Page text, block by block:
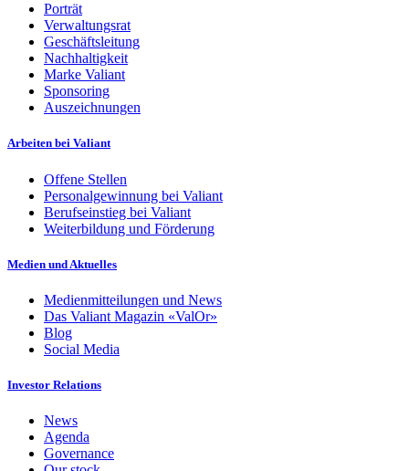
Porträt
Verwaltungsrat
Geschäftsleitung
Nachhaltigkeit
Marke Valiant
Sponsoring
Auszeichnungen
Arbeiten bei Valiant
Offene Stellen
Personalgewinnung bei Valiant
Berufseinstieg bei Valiant
Weiterbildung und Förderung
Medien und Aktuelles
Medienmitteilungen und News
Das Valiant Magazin «ValOr»
Blog
Social Media
Investor Relations
News
Agenda
Governance